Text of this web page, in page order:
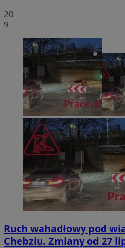
20
9
Ruch wahadłowy pod
Chebziu. Zmiany od 27